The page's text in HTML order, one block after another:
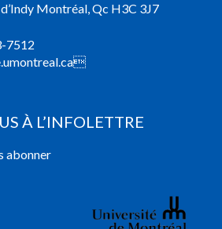
Montréal, Qc H3C 3J7
7512

À L’INFOLETTRE
abonner